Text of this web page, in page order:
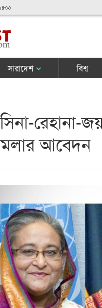
সারাদেশ বিশ্ব
রেহানা-
আবেদন